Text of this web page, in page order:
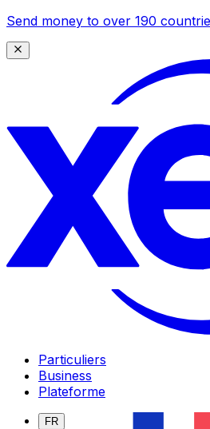
Send money to over 190
Particuliers
Business
Plateforme
FR